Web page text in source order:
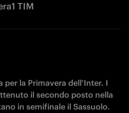
TIM
per la Primavera dell'Inter. I
il secondo posto nella
in semifinale il Sassuolo.